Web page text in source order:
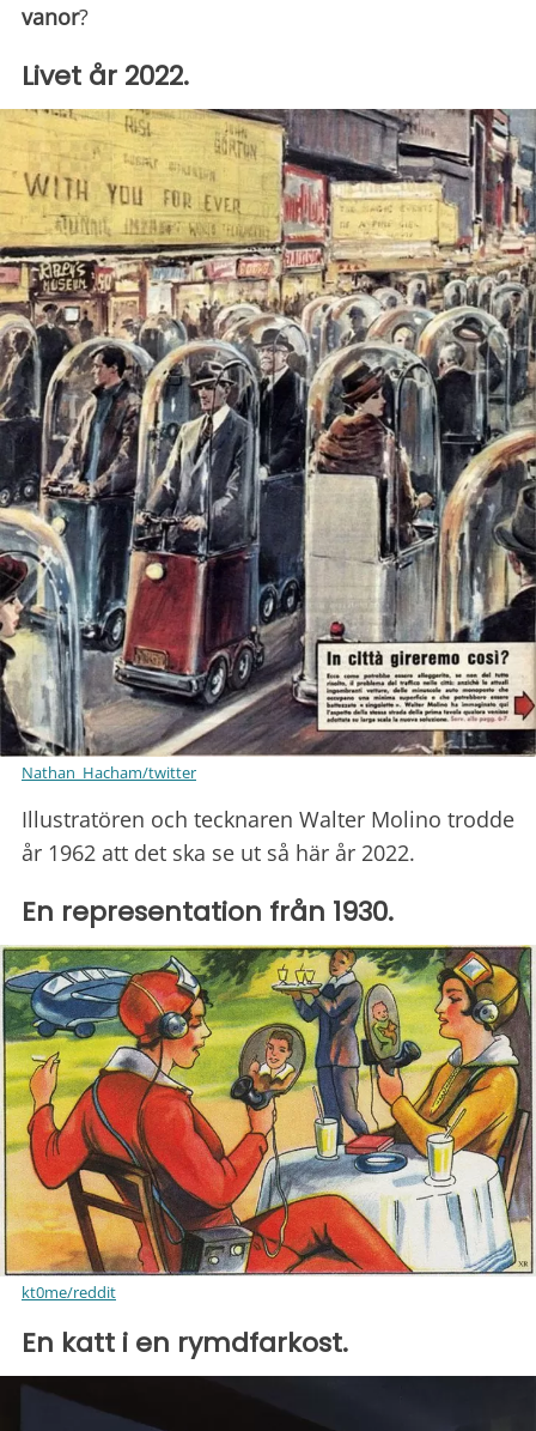
vanor?
Livet år 2022.
Nathan_Hacham/twitter
Illustratören och tecknaren Walter Molino trodde
år 1962 att det ska se ut så här år 2022.
En representation från 1930.
kt0me/reddit
En katt i en rymdfarkost.